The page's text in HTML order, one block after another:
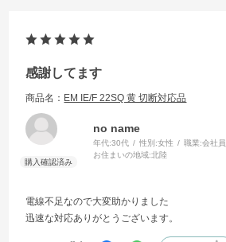
感謝してます
商品名： EM IE/F 22SQ 黄 切断対応品
no name
年代:30代 性別:女性 職業:会社員
お住まいの地域:北陸
電線不足なので大変助かりました
迅速な対応ありがとうございます。